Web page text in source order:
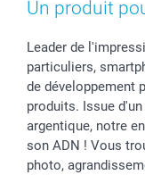
Calendrier photos
Dénicheur d'idées
Toussaint
Rentrée des
Communion
Saint-Valentin
Vacances
Plaintes
Conditions
Vie privée
Gestion des cookies
Tarifs
Investisseurs
smartfriends
Modes de paiement
Modes de livraison
Grandes Quantités
Statut de ma
Un produit
Leader de
particuliers,
de développement
produits. Issue
argentique, notre
son ADN ! Vous
photo,